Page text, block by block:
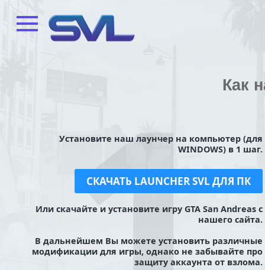
Как
Установите наш лаунчер на компьютер (для
WINDOWS) в 1 шаг.
СКАЧАТЬ LAUNCHER SVL ДЛЯ ПК
Или скачайте и установите игру GTA San Andreas с
нашего сайта.
В дальнейшем Вы можете установить различные
модификации для игры, однако не забывайте про
защиту аккаунта от взлома.